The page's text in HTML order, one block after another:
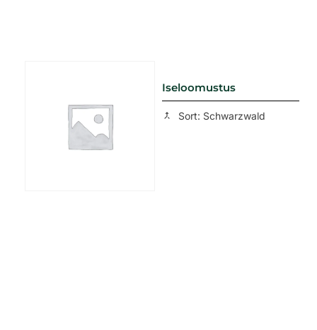
Iseloomustus
Sort: Schwarzwald